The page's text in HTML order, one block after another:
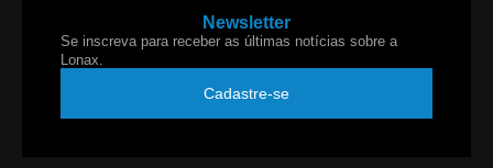
Newsletter
Se inscreva para receber as últimas notícias sobre a
Lonax.
Cadastre-se